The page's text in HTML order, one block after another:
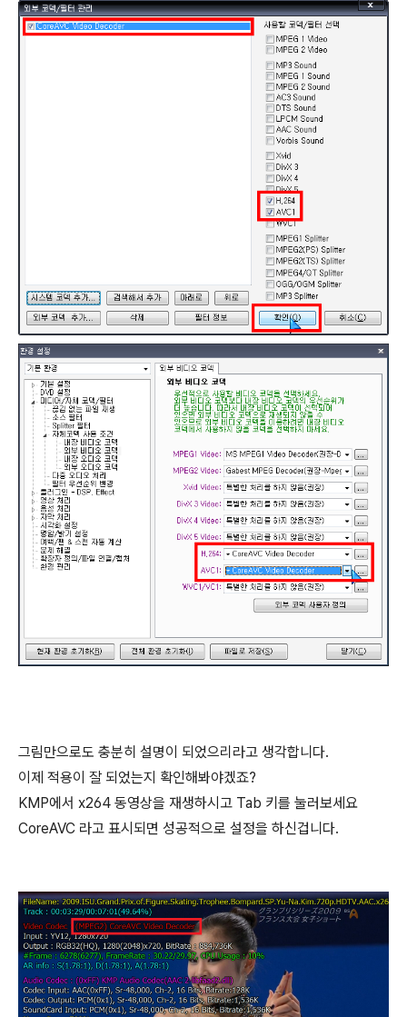
그림만으로도 충분히 설명이 되었으리라고 생각합니다.
이제 적용이 잘 되었는지 확인해봐야겠죠?
KMP에서 x264 동영상을 재생하시고 Tab 키를 눌러보세요
CoreAVC 라고 표시되면 성공적으로 설정을 하신겁니다.